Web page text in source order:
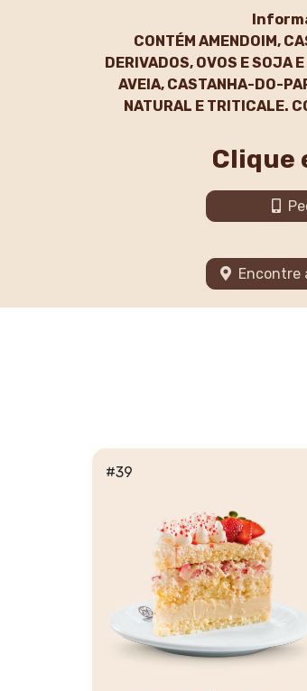
CONTÉM AMENDOIM,
DERIVADOS, OVOS E SOJA
AVEIA, CASTANHA-DO-
NATURAL E TRITICALE.
Clique
Encontre
#39